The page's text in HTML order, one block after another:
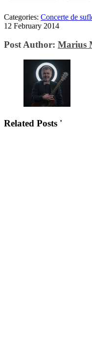
Categories: Concerte de
12 February 2014
Post Author: Marius
Related Posts '